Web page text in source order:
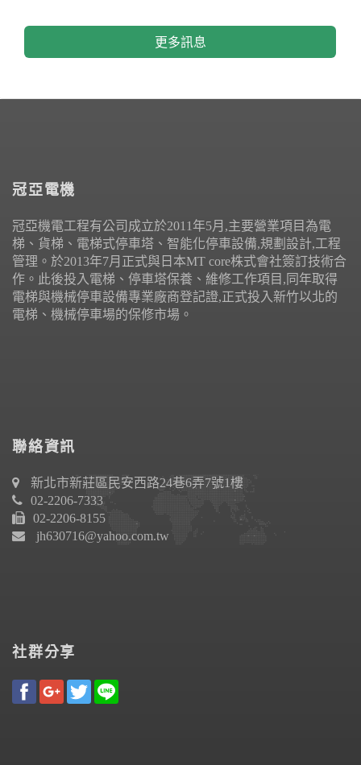
更多訊息
冠亞電機
冠亞機電工程有公司成立於2011年5月,主要營業項目為電
梯、貨梯、電梯式停車塔、智能化停車設備,規劃設計,工程
管理。於2013年7月正式與日本MT core株式會社簽訂技術合
作。此後投入電梯、停車塔保養、維修工作項目,同年取得
電梯與機械停車設備專業廠商登記證,正式投入新竹以北的
電梯、機械停車場的保修市場。
聯絡資訊
新北市新莊區民安西路24巷6弄7號1樓
02-2206-7333
02-2206-8155
jh630716@yahoo.com.tw
社群分享